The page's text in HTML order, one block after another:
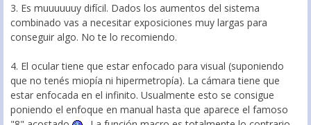
3. Es muuuuuuy difícil. Dados los aumentos del sistema
combinado vas a necesitar exposiciones muy largas para
conseguir algo. No te lo recomiendo.
4. El ocular tiene que estar enfocado para visual (suponiendo
que no tenés miopía ni hipermetropía). La cámara tiene que
estar enfocada en el infinito. Usualmente esto se consigue
poniendo el enfoque en manual hasta que aparece el famoso